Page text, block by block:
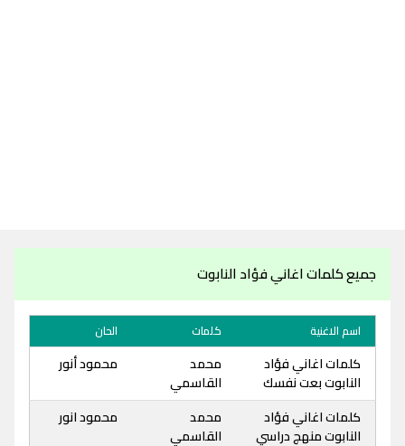
جميع كلمات اغاني فؤاد النابوت
اسم الاغنية كلمات الحان
كلمات اغاني فؤاد
النابوت بعت نفسك
محمد
القاسمي
محمود أنور
كلمات اغاني فؤاد
النابوت منهج دراسي
محمد
القاسمي
محمود انور